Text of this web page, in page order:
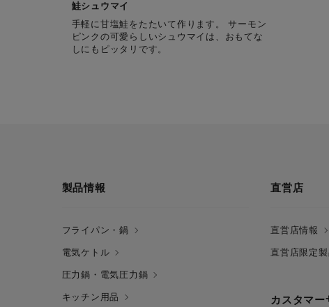
鮭シュウマイ
手軽に甘塩鮭をたたいて作ります。 サーモン
ピンクの可愛らしいシュウマイは、おもてな
しにもピッタリです。
製品情報
フライパン・鍋
電気ケトル
圧力鍋・電気圧力鍋
キッチン用品
直営店
直営店情報
直営店限定
カスタマー